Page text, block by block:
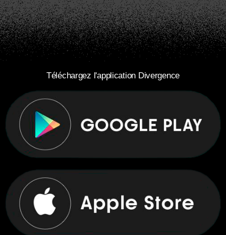
Téléchargez l'application Divergence